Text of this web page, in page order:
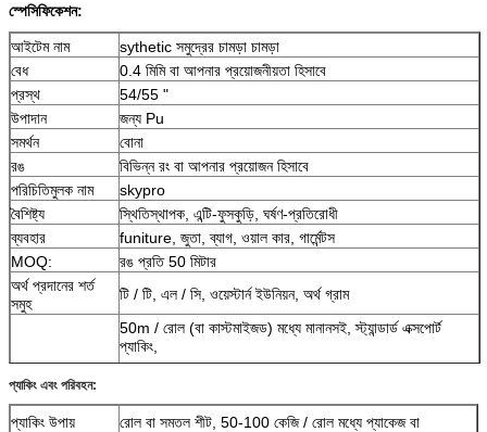
স্পেসিফিকেশন:
আইটেম নাম
sythetic সমুদ্রের চামড়া চামড়া
বেধ
0.4 মিমি বা আপনার প্রয়োজনীয়তা হিসাবে
প্রস্থ
54/55 "
উপাদান
জন্য Pu
সমর্থন
বোনা
রঙ
বিভিন্ন রং বা আপনার প্রয়োজন হিসাবে
পরিচিতিমুলক নাম
skypro
বৈশিষ্ট্য
স্থিতিস্থাপক, এন্টি-ফুসকুড়ি, ঘর্ষণ-প্রতিরোধী
ব্যবহার
funiture, জুতা, ব্যাগ, ওয়াল কার, গার্মেন্টস
MOQ:
রঙ প্রতি 50 মিটার
অর্থ প্রদানের শর্ত
সমুহ
টি / টি, এল / সি, ওয়েস্টার্ন ইউনিয়ন, অর্থ গ্রাম
50m / রোল (বা কাস্টমাইজড) মধ্যে মানানসই, স্ট্যান্ডার্ড এক্সপোর্ট
প্যাকিং,
ভিতরে, প্লাস্টিক বাইরে বোনা ব্যাগ + গ্রেপ্তার মার্ক + রঙ নমুনা
প্যাকিং এবং পরিবহন:
প্যাকিং উপায়
রোল বা সমতল শীট, 50-100 কেজি / রোল মধ্যে প্যাকেজ বা